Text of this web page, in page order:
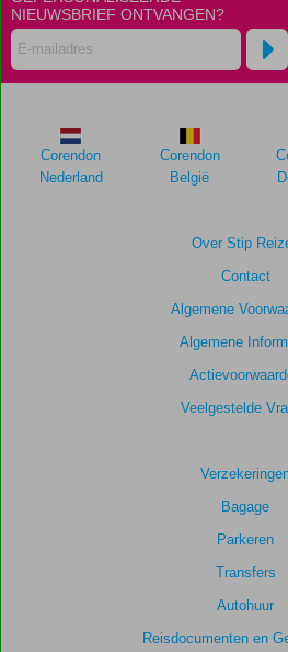
NIEUWSBRIEF ONTVANGEN?
Over Stip
Contact
Algemene
Algemene
Veelgestelde
Bagage
Parkeren
Transfers
Autohuur
Reisdocumenten en
Corendon
Nederland
Corendon
België